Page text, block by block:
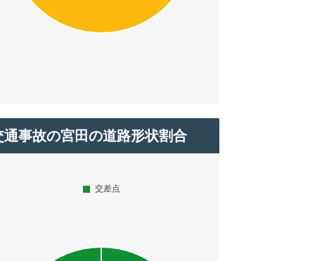
通事故の宮田の道路形状割合